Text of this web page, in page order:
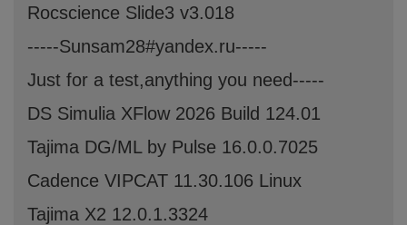
Rocscience Slide3 v3.018
-----Sunsam28#yandex.ru-----
Just for a test,anything you need-----
DS Simulia XFlow 2026 Build 124.01
Tajima DG/ML by Pulse 16.0.0.7025
Cadence VIPCAT 11.30.106 Linux
Tajima X2 12.0.1.3324